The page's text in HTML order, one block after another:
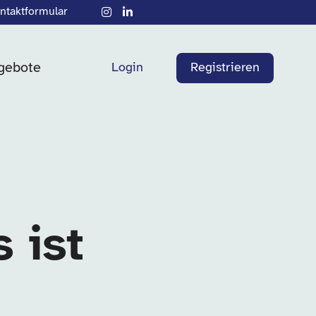
Login Registrieren
ist